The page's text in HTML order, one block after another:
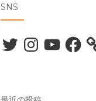
SNS
TwitterInstagramYouTubeFacebook